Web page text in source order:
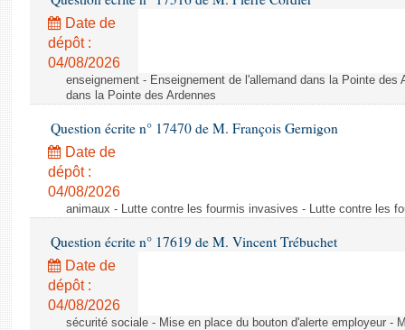
Date de
dépôt :
04/08/2026
enseignement - Enseignement de l'allemand dans la Pointe des
dans la Pointe des Ardennes
Question écrite n° 17470 de M. François Gernigon
Date de
dépôt :
04/08/2026
animaux - Lutte contre les fourmis invasives - Lutte contre les
Question écrite n° 17619 de M. Vincent Trébuchet
Date de
dépôt :
04/08/2026
sécurité sociale - Mise en place du bouton d'alerte employeur -